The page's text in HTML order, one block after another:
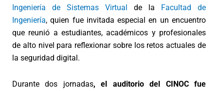
Ingeniería de Sistemas Virtual de la Facultad de
Ingeniería, quien fue invitada especial en un encuentro
que reunió a estudiantes, académicos y profesionales
de alto nivel para reflexionar sobre los retos actuales de
la seguridad digital.
Durante dos jornadas, el auditorio del CINOC fue